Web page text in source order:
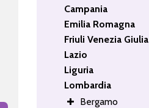
Campania
Emilia Romagna
Friuli Venezia Giulia
Lazio
Liguria
Lombardia
Bergamo